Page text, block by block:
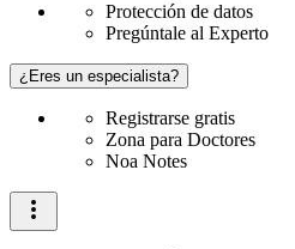
Protección de datos
Pregúntale al Experto
¿Eres un especialista?
Registrarse gratis
Zona para Doctores
Noa Notes